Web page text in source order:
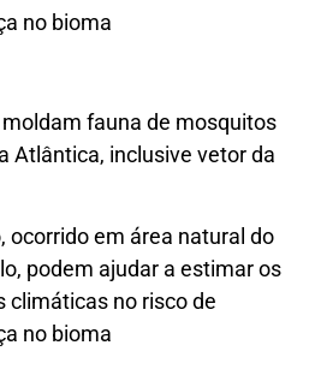
no bioma
fauna de mosquitos
Atlântica, inclusive vetor da
ocorrido em área natural do
podem ajudar a estimar os
climáticas no risco de
no bioma